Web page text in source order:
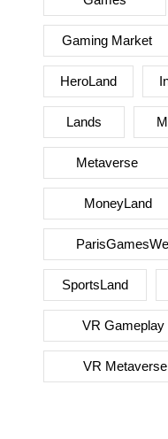
Gaming Market
HeroLand
Lands
Metaverse
MoneyLand
SportsLand
VR Gameplay
VR Metaverse